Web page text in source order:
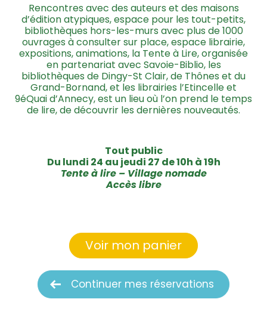
Rencontres avec des auteurs et des maisons
d’édition atypiques, espace pour les tout-petits,
bibliothèques hors-les-murs avec plus de 1000
ouvrages à consulter sur place, espace librairie,
expositions, animations, la Tente à Lire, organisée
en partenariat avec Savoie-Biblio, les
bibliothèques de Dingy-St Clair, de Thônes et du
Grand-Bornand, et les librairies l’Etincelle et
9éQuai d’Annecy, est un lieu où l’on prend le temps
de lire, de découvrir les dernières nouveautés.
Tout public
Du lundi 24 au jeudi 27 de 10h à 19h
Tente à lire – Village nomade
Accès libre
Continuer mes réservations
Voir mon panier